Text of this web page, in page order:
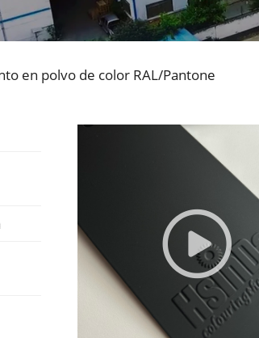
en polvo de color RAL/Pantone